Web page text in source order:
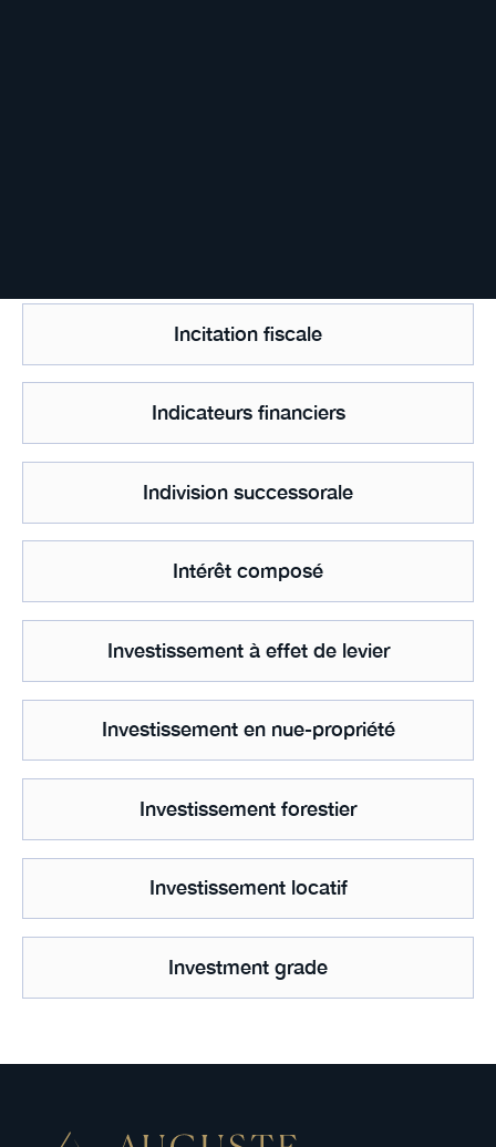
Incitation fiscale
Indicateurs financiers
Indivision successorale
Intérêt composé
Investissement à effet de levier
Investissement en nue-propriété
Investissement forestier
Investissement locatif
Investment grade